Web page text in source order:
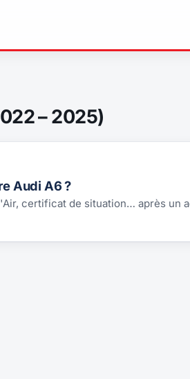
– 2025)
Audi A6 ?
certificat de situation… après un